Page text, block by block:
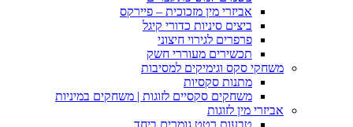
אביזרי מין מזכוכית – פיירקס
ביצים סיניות כדורי קיגל
פרפרים לגירוי חיצוני
תכשירים מעוררי חשק
משחקי סקס וגימיקים למסיבות
מתנות סקסיות
משחקים סקסיים לזוגות | משחקים במיניות
אביזרי מין לזוגות
טבעות רטט גומרים ביחד